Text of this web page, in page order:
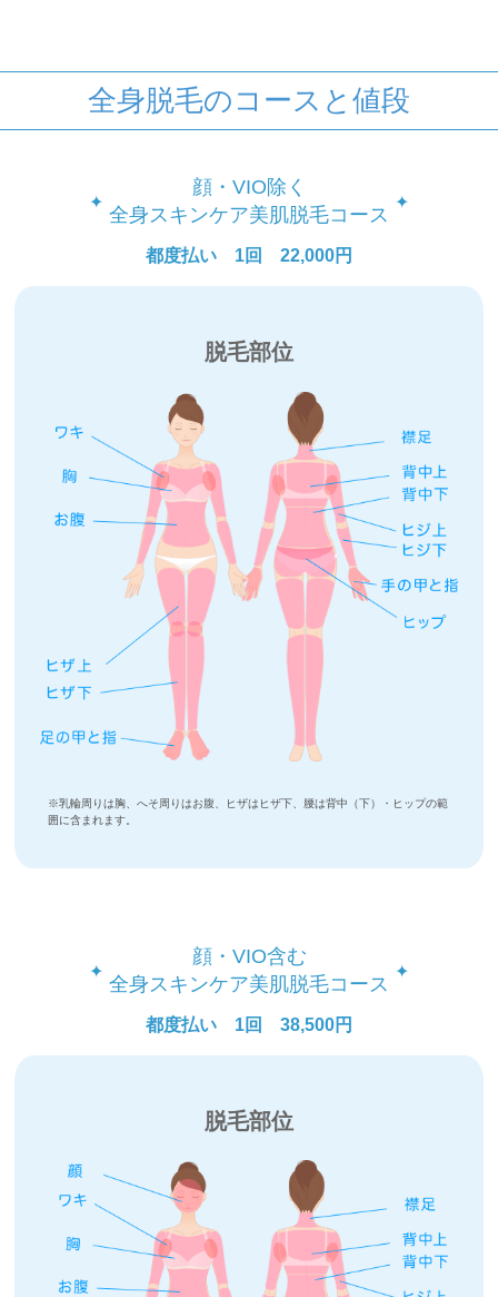
全身脱毛のコースと値段
顔・VIO除く
全⾝スキンケア美肌脱⽑コース
都度払い 1回 22,000円
脱毛部位
※乳輪周りは胸、へそ周りはお腹、ヒザはヒザ下、腰は背中（下）・ヒップの範
囲に含まれます。
顔・VIO含む
全⾝スキンケア美肌脱⽑コース
都度払い 1回 38,500円
脱毛部位